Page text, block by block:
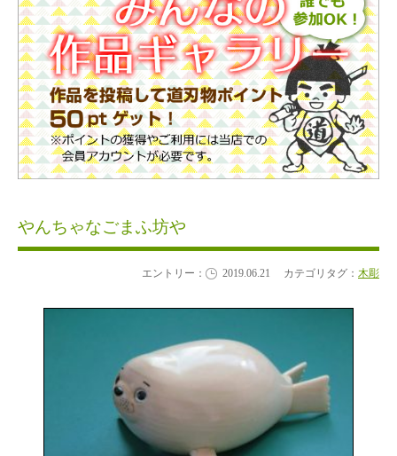
やんちゃなごまふ坊や
エントリー： 2019.06.21 カテゴリタグ： 木彫